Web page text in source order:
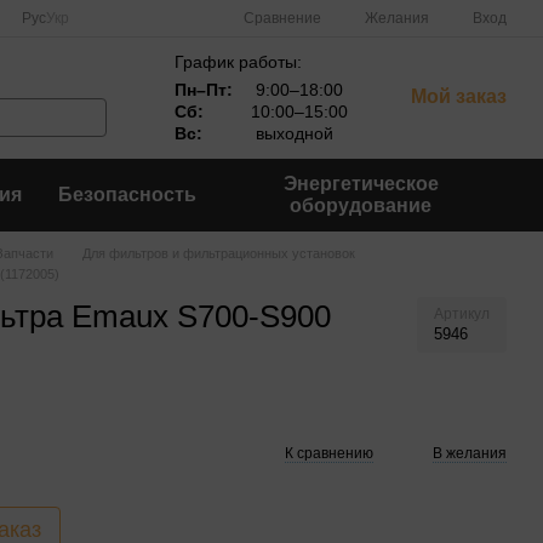
Рус Сравнение Желания Вход
График работы:
Пн–Пт:
9:00–18:00
Сб:
10:00–15:00
Вс:
выходной
Мой заказ
Безопасность
Энергетическое
оборудование
Запчасти
Для фильтров и фильтрационных установок
Emaux S700-S900
5946
К сравнению В желания